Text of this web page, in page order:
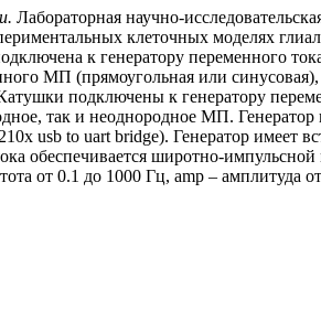
Лабораторная научно-
клеточных моделях
к генератору переменного
МП (прямоугольная или
подключены к генератору
так и неоднородное МП.
usb to uart bridge). Генератор имеет
обеспечивается широтно-
от 0.1 до 1000 Гц, amp – амплитуда